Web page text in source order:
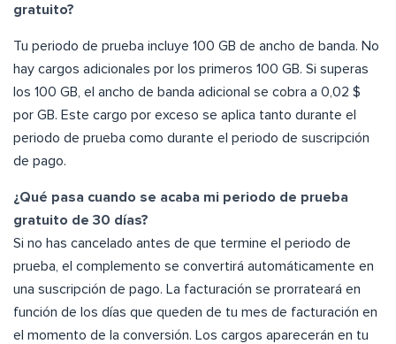
gratuito?
Tu periodo de prueba incluye 100 GB de ancho de banda. No
hay cargos adicionales por los primeros 100 GB. Si superas
los 100 GB, el ancho de banda adicional se cobra a 0,02 $
por GB. Este cargo por exceso se aplica tanto durante el
periodo de prueba como durante el periodo de suscripción
de pago.
¿Qué pasa cuando se acaba mi periodo de prueba
gratuito de 30 días?
Si no has cancelado antes de que termine el periodo de
prueba, el complemento se convertirá automáticamente en
una suscripción de pago. La facturación se prorrateará en
función de los días que queden de tu mes de facturación en
el momento de la conversión. Los cargos aparecerán en tu